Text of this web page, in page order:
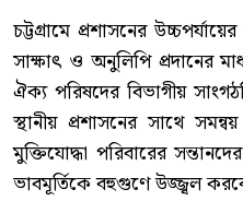
চট্টগ্রামে প্রশাসনের
সাক্ষাৎ ও অনুলিপি প্রদানের
ঐক্য পরিষদের বিভাগীয়
স্থানীয় প্রশাসনের সাথে
মুক্তিযোদ্ধা পরিবারের
ভাবমূর্তিকে বহুগুণে উজ্জ্বল